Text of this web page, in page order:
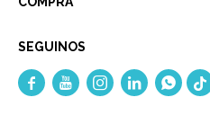
SEGUINOS
    